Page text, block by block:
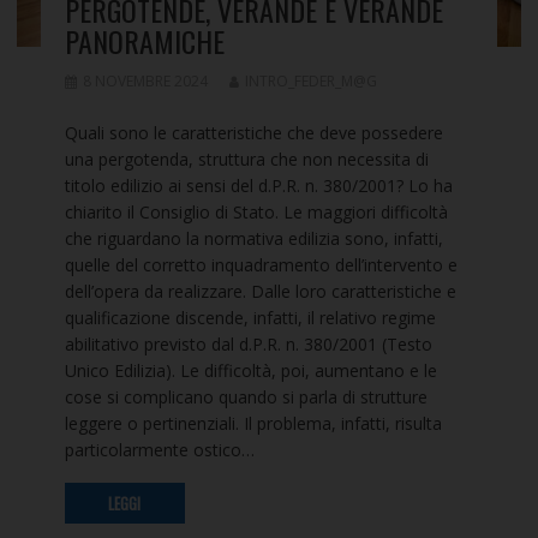
PERGOTENDE, VERANDE E VERANDE
PANORAMICHE
Quali sono le caratteristiche che deve possedere
una pergotenda, struttura che non necessita di
titolo edilizio ai sensi del d.P.R. n. 380/2001? Lo ha
chiarito il Consiglio di Stato. Le maggiori difficoltà
che riguardano la normativa edilizia sono, infatti,
quelle del corretto inquadramento dell’intervento e
dell’opera da realizzare. Dalle loro caratteristiche e
qualificazione discende, infatti, il relativo regime
abilitativo previsto dal d.P.R. n. 380/2001 (Testo
Unico Edilizia). Le difficoltà, poi, aumentano e le
cose si complicano quando si parla di strutture
leggere o pertinenziali. Il problema, infatti, risulta
particolarmente ostico…
LEGGI